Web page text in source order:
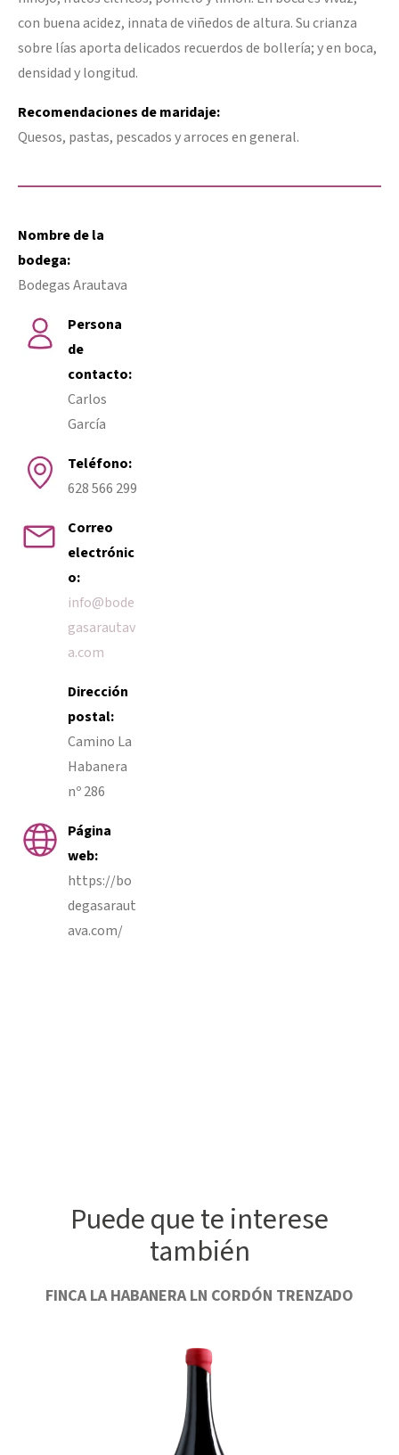
con buena acidez, innata de viñedos de altura. Su crianza
sobre lías aporta delicados recuerdos de bollería; y en boca,
densidad y longitud.
Recomendaciones de maridaje:
Quesos, pastas, pescados y arroces en general.
Nombre de la
bodega:
Bodegas Arautava
Persona
de
contacto:
Carlos
García
Teléfono:
628 566 299
Correo
electrónic
o:
info@bode
gasarautav
a.com
Dirección
postal:
Camino La
Habanera
nº 286
Página
web:
https://bo
degasaraut
ava.com/
Puede que te interese
también
FINCA LA HABANERA LN CORDÓN TRENZADO